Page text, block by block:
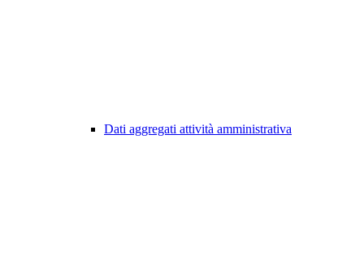
Dati aggregati attività amministrativa